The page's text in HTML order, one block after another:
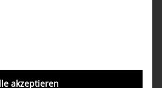
ist ein täglicher
Gruppen, für die eine
akzeptieren